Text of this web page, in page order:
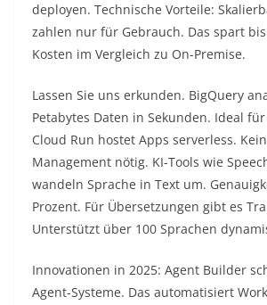
deployen. Technische Vorteile:
zahlen nur für Gebrauch. Das spart
Kosten im Vergleich zu On-Premise.​
Lassen Sie uns erkunden. BigQuery
Petabytes Daten in Sekunden. Ideal für
Cloud Run hostet Apps serverless.
Management nötig. KI-Tools wie
wandeln Sprache in Text um.
Prozent. Für Übersetzungen gibt es
Unterstützt über 100 Sprachen
Innovationen in 2025: Agent Builder
Agent-Systeme. Das automatisiert